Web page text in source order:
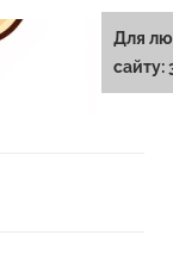
Для
сайту: